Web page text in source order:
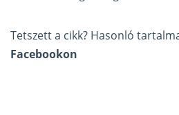
Tetszett a cikk? Hasonló
Facebookon